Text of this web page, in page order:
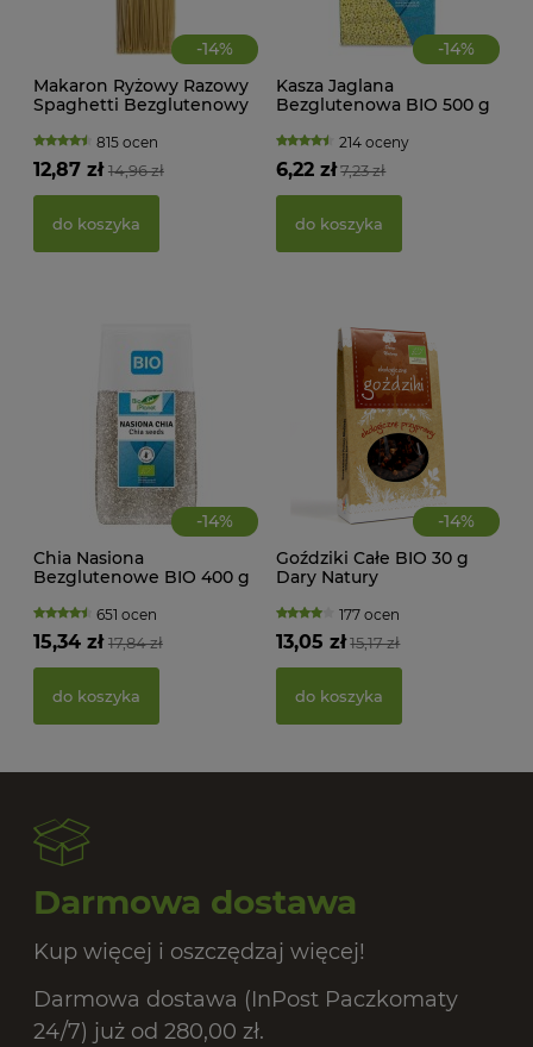
-14%
Makaron Ryżowy Razowy
Spaghetti Bezglutenowy
815 ocen
14,96 zł
12,87 zł
do koszyka
-14%
Kasza Jaglana
Bezglutenowa BIO 500 g
214 oceny
7,23 zł
6,22 zł
do koszyka
-14%
Chia Nasiona
Bezglutenowe BIO 400 g
651 ocen
17,84 zł
15,34 zł
do koszyka
-14%
Goździki Całe BIO 30 g
Dary Natury
177 ocen
15,17 zł
13,05 zł
do koszyka
Darmowa dostawa
Kup więcej i oszczędzaj więcej!
Darmowa dostawa (InPost Paczkomaty
24/7) już od 280,00 zł.